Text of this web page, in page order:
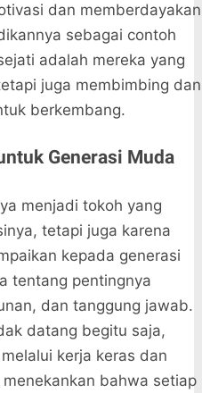
dan memberdayakan
sebagai contoh
adalah mereka yang
juga membimbing dan
berkembang.
Generasi Muda
menjadi tokoh yang
tetapi juga karena
kepada generasi
tentang pentingnya
dan tanggung jawab.
datang begitu saja,
kerja keras dan
bahwa setiap